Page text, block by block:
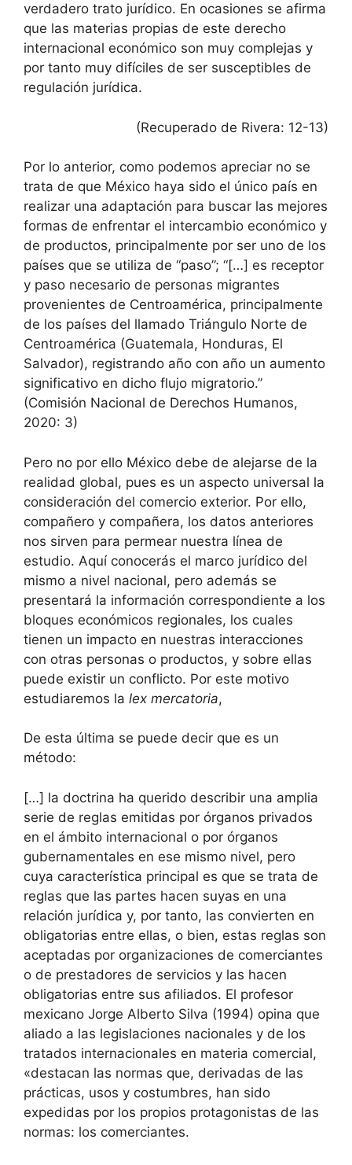
verdadero trato jurídico. En ocasiones se afirma
que las materias propias de este derecho
internacional económico son muy complejas y
por tanto muy difíciles de ser susceptibles de
regulación jurídica.
(Recuperado de Rivera: 12-13)
Por lo anterior, como podemos apreciar no se
trata de que México haya sido el único país en
realizar una adaptación para buscar las mejores
formas de enfrentar el intercambio económico y
de productos, principalmente por ser uno de los
países que se utiliza de “paso”; “[…] es receptor
y paso necesario de personas migrantes
provenientes de Centroamérica, principalmente
de los países del llamado Triángulo Norte de
Centroamérica (Guatemala, Honduras, El
Salvador), registrando año con año un aumento
significativo en dicho flujo migratorio.”
(Comisión Nacional de Derechos Humanos,
2020: 3)
Pero no por ello México debe de alejarse de la
realidad global, pues es un aspecto universal la
consideración del comercio exterior. Por ello,
compañero y compañera, los datos anteriores
nos sirven para permear nuestra línea de
estudio. Aquí conocerás el marco jurídico del
mismo a nivel nacional, pero además se
presentará la información correspondiente a los
bloques económicos regionales, los cuales
tienen un impacto en nuestras interacciones
con otras personas o productos, y sobre ellas
puede existir un conflicto. Por este motivo
estudiaremos la lex mercatoria,
De esta última se puede decir que es un
método:
[…] la doctrina ha querido describir una amplia
serie de reglas emitidas por órganos privados
en el ámbito internacional o por órganos
gubernamentales en ese mismo nivel, pero
cuya característica principal es que se trata de
reglas que las partes hacen suyas en una
relación jurídica y, por tanto, las convierten en
obligatorias entre ellas, o bien, estas reglas son
aceptadas por organizaciones de comerciantes
o de prestadores de servicios y las hacen
obligatorias entre sus afiliados. El profesor
mexicano Jorge Alberto Silva (1994) opina que
aliado a las legislaciones nacionales y de los
tratados internacionales en materia comercial,
«destacan las normas que, derivadas de las
prácticas, usos y costumbres, han sido
expedidas por los propios protagonistas de las
normas: los comerciantes.